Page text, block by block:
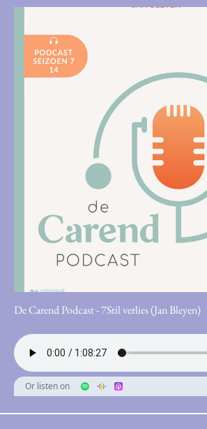
De Carend Podcast - 7Stil verlies (Jan Bleyen)
Or listen on